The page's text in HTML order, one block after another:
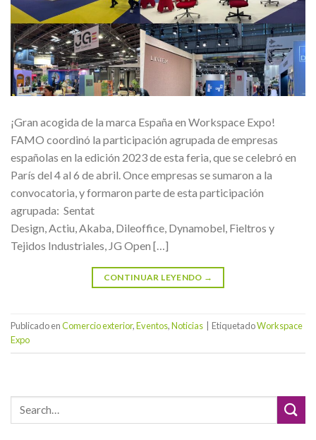
¡Gran acogida de la marca España en Workspace Expo!
FAMO coordinó la participación agrupada de empresas
españolas en la edición 2023 de esta feria, que se celebró en
París del 4 al 6 de abril. Once empresas se sumaron a la
convocatoria, y formaron parte de esta participación
agrupada: Sentat
Design, Actiu, Akaba, Dileoffice, Dynamobel, Fieltros y
Tejidos Industriales, JG Open […]
CONTINUAR LEYENDO →
Publicado enComercio exterior,Eventos,Noticias EtiquetadoWorkspace
Expo